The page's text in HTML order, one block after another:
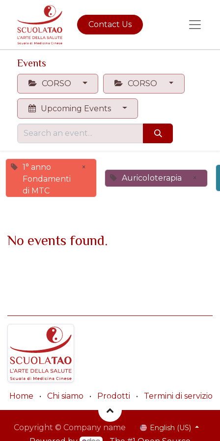
Contact Us
Events
CORSO CORSO
Upcoming Events
1° anno
Fondamenti
di MTC
×
Auricoloterapia
×
No events found.
Home • Chi siamo • Prodotti • Termini di servizio
Copyright © Company name English (US)